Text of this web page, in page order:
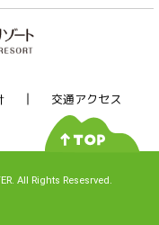
交通アクセス
All Rights Resesrved.